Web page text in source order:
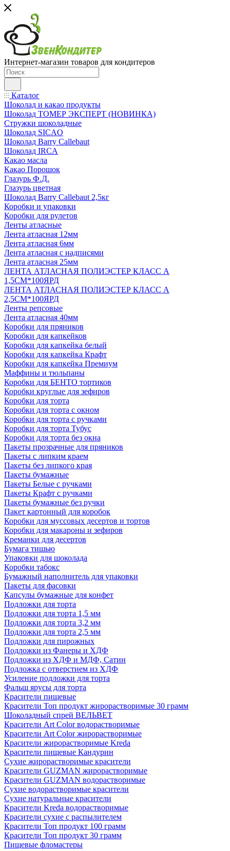
Интернет-магазин товаров для кондитеров
Каталог
Шоколад и какао продукты
Шоколад ТОМЕР ЭКСПЕРТ (НОВИНКА)
Стружки шоколадные
Шоколад SICAO
Шоколад Barry Callebaut
Шоколад IRCA
Какао масла
Какао Порошок
Глазурь Ф.Д.
Глазурь цветная
Шоколад Barry Callebaut 2,5кг
Коробки и упаковки
Коробки для рулетов
Ленты атласные
Лента атласная 12мм
Лента атласная 6мм
Лента атласная с надписями
Лента атласная 25мм
ЛЕНТА АТЛАСНАЯ ПОЛИЭСТЕР КЛАСС А
1,5СМ*100ЯРД
ЛЕНТА АТЛАСНАЯ ПОЛИЭСТЕР КЛАСС А
2,5СМ*100ЯРД
Ленты репсовые
Лента атласная 40мм
Коробки для пряников
Коробки для капкейков
Коробки для капкейка белый
Коробки для капкейка Крафт
Коробки для капкейка Премиум
Маффины и тюльпаны
Коробки для БЕНТО тортиков
Коробки круглые для зефиров
Коробки для торта
Коробки для торта с окном
Коробки для торта с ручками
Коробки для торта Тубус
Коробки для торта без окна
Пакеты прозрачные для пряников
Пакеты с липким краем
Пакеты без липкого края
Пакеты бумажные
Пакеты Белые с ручками
Пакеты Крафт с ручками
Пакеты бумажные без ручки
Пакет картонный для коробок
Коробки для муссовых десертов и тортов
Коробки для макароны и зефиров
Креманки для десертов
Бумага тишью
Упаковки для шоколада
Коробки табокс
Бумажный наполнитель для упаковки
Пакеты для фасовки
Капсулы бумажные для конфет
Подложки для торта
Подложки для торта 1,5 мм
Подложки для торта 3,2 мм
Подложки для торта 2,5 мм
Подложки для пирожных
Подложки из Фанеры и ХДФ
Подложки из ХДФ и МДФ, Сатин
Подложка с отверстием из ХДФ
Усиление подложки для торта
Фальш ярусы для торта
Красители пищевые
Красители Топ продукт жирорастворимые 30 грамм
Шоколадный спрей ВЕЛЬВЕТ
Красители Art Color водорастворимые
Красители Art Color жирорастворимые
Красители жирорастворимые Kreda
Красители пищевые Кандурин
Сухие жирорастворимые красители
Красители GUZMAN жирорастворимые
Красители GUZMAN водорастворимые
Сухие водорастворимые красители
Сухие натуральные красители
Красители Kreda водорастворимые
Красители сухие с распылителем
Красители Топ продукт 100 грамм
Красители Топ продукт 30 грамм
Пищевые фломастеры